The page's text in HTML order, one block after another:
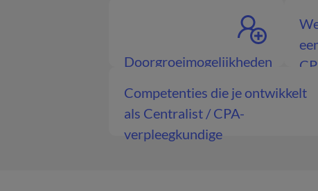
Doorgroeimogelijkheden
verpleegkundige
Competenties die je ontwikkelt
als Centralist / CPA-
verpleegkundige